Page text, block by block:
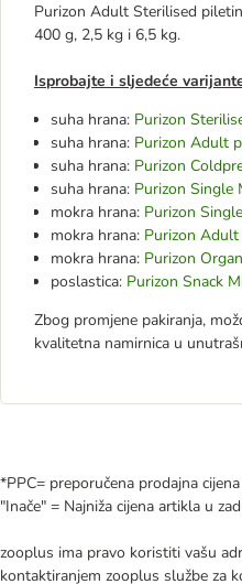
Purizon Adult Sterilised
400 g, 2,5 kg i 6,5 kg.
Isprobajte i sljedeće
suha hrana: Purizon
suha hrana: Purizon Adult
suha hrana: Purizon
suha hrana: Purizon Single
mokra hrana: Purizon
mokra hrana: Purizon Adult
mokra hrana: Purizon
poslastica: Purizon Snack
Zbog promjene pakiranja,
kvalitetna namirnica u
*PPC= preporučena prodajna
"Inače" = Najniža cijena artikla u
zooplus ima pravo koristiti vašu
kontaktiranjem zooplus službe za